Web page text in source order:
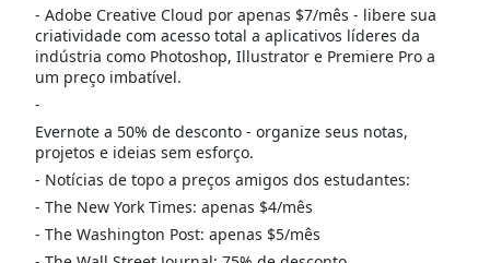
- Adobe Creative Cloud por apenas $7/mês - libere sua
criatividade com acesso total a aplicativos líderes da
indústria como Photoshop, Illustrator e Premiere Pro a
um preço imbatível.
-
Evernote a 50% de desconto - organize seus notas,
projetos e ideias sem esforço.
- Notícias de topo a preços amigos dos estudantes:
- The New York Times: apenas $4/mês
- The Washington Post: apenas $5/mês